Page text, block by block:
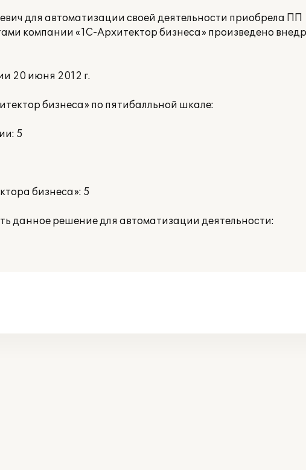
для автоматизации своей деятельности приобрела ПП
компании «1С-Архитектор бизнеса» произведено
20 июня 2012 г.
бизнеса» по пятибалльной шкале:
5
бизнеса»: 5
данное решение для автоматизации деятельности: